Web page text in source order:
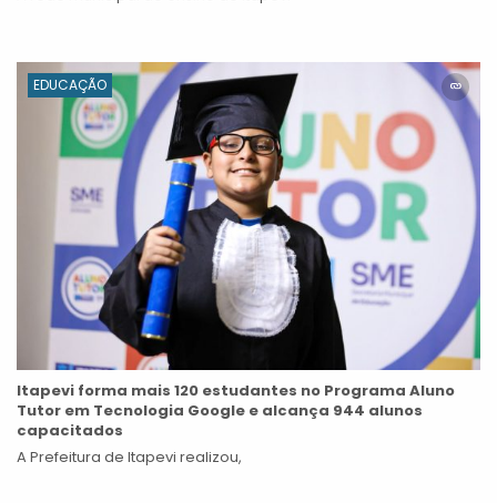
EDUCAÇÃO
Itapevi forma mais 120 estudantes no Programa Aluno
Tutor em Tecnologia Google e alcança 944 alunos
capacitados
A Prefeitura de Itapevi realizou,